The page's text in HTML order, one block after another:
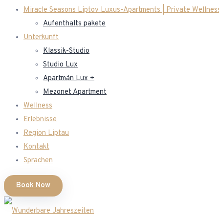
Miracle Seasons Liptov Luxus-Apartments | Private
Aufenthalts pakete
Unterkunft
Klassik-Studio
Studio Lux
Apartmán Lux +
Mezonet Apartment
Wellness
Erlebnisse
Region Liptau
Kontakt
Sprachen
Book Now